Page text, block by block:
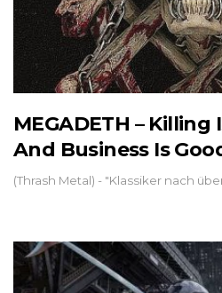
MEGADETH –
And Business Is
(Thrash Metal) - "Klassiker nach